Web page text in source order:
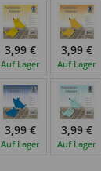
3,99 €
Auf Lager
3,99 €
Auf Lager
3,99 €
Auf Lager
3,99 €
Auf Lager